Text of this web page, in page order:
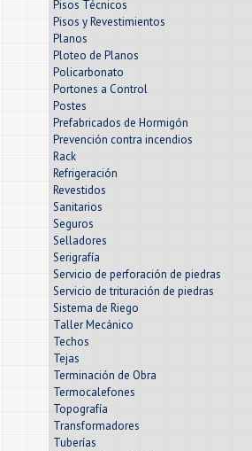
Pisos Técnicos
Pisos y Revestimientos
Planos
Ploteo de Planos
Policarbonato
Portones a Control
Postes
Prefabricados de Hormigón
Prevención contra incendios
Rack
Refrigeración
Revestidos
Sanitarios
Seguros
Selladores
Serigrafía
Servicio de perforación de piedras
Servicio de trituración de piedras
Sistema de Riego
Taller Mecánico
Techos
Tejas
Terminación de Obra
Termocalefones
Topografía
Transformadores
Tuberías